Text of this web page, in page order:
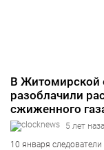
В Житомирской
разоблачили
сжиженного
5 лет
10 января